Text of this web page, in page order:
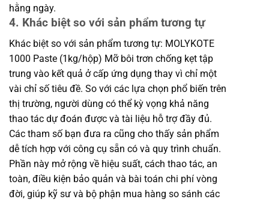
hằng ngày.
4. Khác biệt so với sản phẩm tương tự
Khác biệt so với sản phẩm tương tự: MOLYKOTE
1000 Paste (1kg/hộp) Mỡ bôi trơn chống kẹt tập
trung vào kết quả ở cấp ứng dụng thay vì chỉ một
vài chỉ số tiêu đề. So với các lựa chọn phổ biến trên
thị trường, người dùng có thể kỳ vọng khả năng
thao tác dự đoán được và tài liệu hỗ trợ đầy đủ.
Các tham số bạn đưa ra cũng cho thấy sản phẩm
dễ tích hợp với công cụ sẵn có và quy trình chuẩn.
Phần này mở rộng về hiệu suất, cách thao tác, an
toàn, điều kiện bảo quản và bài toán chi phí vòng
đời, giúp kỹ sư và bộ phận mua hàng so sánh các